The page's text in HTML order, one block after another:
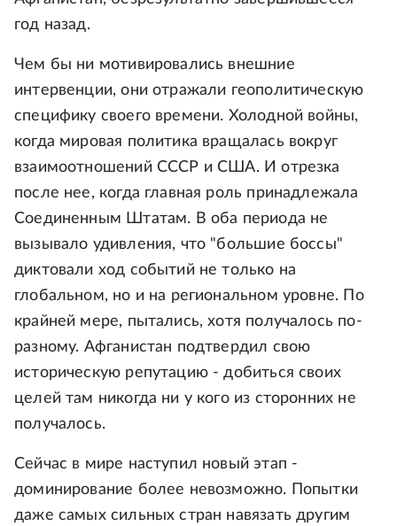
год назад.
Чем бы ни мотивировались внешние
интервенции, они отражали геополитическую
специфику своего времени. Холодной войны,
когда мировая политика вращалась вокруг
взаимоотношений СССР и США. И отрезка
после нее, когда главная роль принадлежала
Соединенным Штатам. В оба периода не
вызывало удивления, что "большие боссы"
диктовали ход событий не только на
глобальном, но и на региональном уровне. По
крайней мере, пытались, хотя получалось по-
разному. Афганистан подтвердил свою
историческую репутацию - добиться своих
целей там никогда ни у кого из сторонних не
получалось.
Сейчас в мире наступил новый этап -
доминирование более невозможно. Попытки
даже самых сильных стран навязать другим